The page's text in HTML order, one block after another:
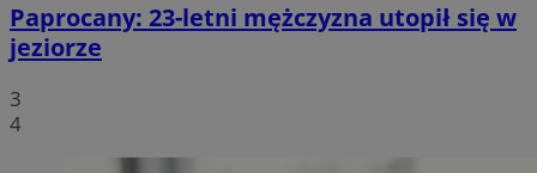
Paprocany: 23-letni mężczyzna utopił się w
jeziorze
3
4